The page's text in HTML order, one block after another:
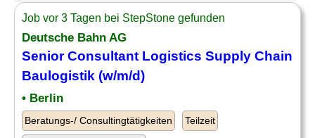
Job vor 3 Tagen bei StepStone gefunden
Deutsche Bahn AG
Senior Consultant Logistics Supply Chain
Baulogistik (w/m/d)
• Berlin
Beratungs-/ Consultingtätigkeiten Teilzeit